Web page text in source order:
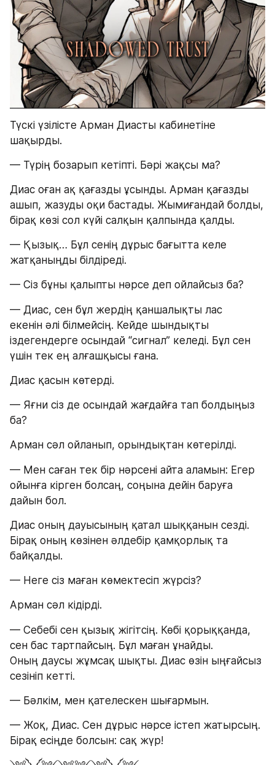
Түскі үзілісте Арман Диасты кабинетіне
шақырды.
— Түрің бозарып кетіпті. Бәрі жақсы ма?
Диас оған ақ қағазды ұсынды. Арман қағазды
ашып, жазуды оқи бастады. Жымиғандай болды,
бірақ көзі сол күйі салқын қалпында қалды.
— Қызық… Бұл сенің дұрыс бағытта келе
жатқаныңды білдіреді.
— Сіз бұны қалыпты нәрсе деп ойлайсыз ба?
— Диас, сен бұл жердің қаншалықты лас
екенін әлі білмейсің. Кейде шындықты
іздегендерге осындай “сигнал” келеді. Бұл сен
үшін тек ең алғашқысы ғана.
Диас қасын көтерді.
— Яғни сіз де осындай жағдайға тап болдыңыз
ба?
Арман сәл ойланып, орындықтан көтерілді.
— Мен саған тек бір нәрсені айта аламын: Егер
ойынға кірген болсаң, соңына дейін баруға
дайын бол.
Диас оның дауысының қатал шыққанын сезді.
Бірақ оның көзінен әлдебір қамқорлық та
байқалды.
— Неге сіз маған көмектесіп жүрсіз?
Арман сәл кідірді.
— Себебі сен қызық жігітсің. Көбі қорыққанда,
сен бас тартпайсың. Бұл маған ұнайды.
Оның даусы жұмсақ шықты. Диас өзін ыңғайсыз
сезініп кетті.
— Бәлкім, мен қателескен шығармын.
— Жоқ, Диас. Сен дұрыс нәрсе істеп жатырсың.
Бірақ есіңде болсын: сақ жүр!